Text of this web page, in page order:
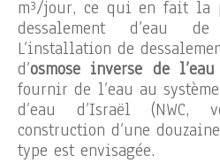
m³/jour, ce qui en fait la
dessalement d’eau
L’installation de
d’osmose inverse de l’eau
fournir de l’eau au
d’eau d’Israël (NWC,
construction d’une
type est envisagée.